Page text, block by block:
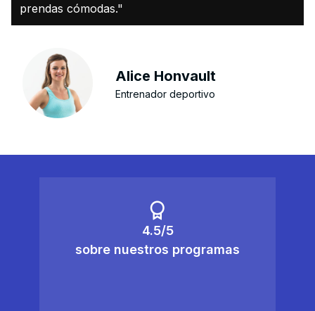
prendas cómodas."
Alice Honvault
Entrenador deportivo
4.5/5
sobre nuestros programas